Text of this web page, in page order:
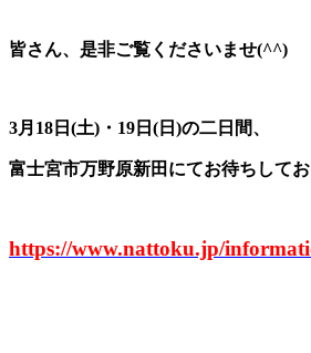
皆さん、是非ご覧くださいませ(^^)
3月18日(土)・19日(日)の二日間、
富士宮市万野原新田にてお待ちして
https://www.nattoku.jp/